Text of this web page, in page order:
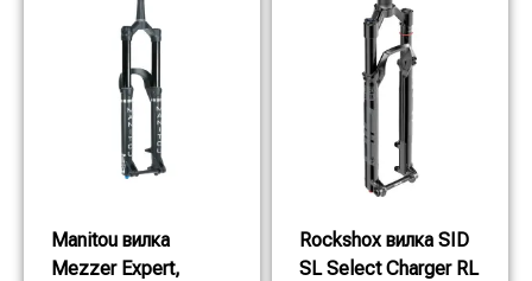
Manitou вилка
Mezzer Expert,
Rockshox вилка SID
SL Select Charger RL